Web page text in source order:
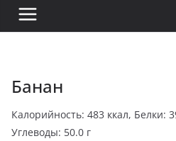
Банан
Калорийность: 483 ккал, Белки:
Углеводы: 50.0 г